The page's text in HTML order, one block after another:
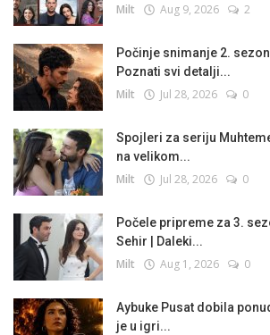
Milt Aug 9, 2026 2
Počinje snimanje 2.
Poznati svi detalji...
Milt Jul 28, 2026 0
Spojleri za seriju
na velikom...
Milt Jul 28, 2026 0
Počele pripreme za 3.
Sehir | Daleki...
Milt Aug 1, 2026 0
Aybuke Pusat dobila
je u igri...